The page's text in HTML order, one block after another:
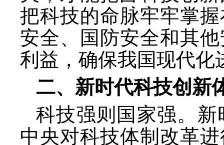
把科技的命脉牢牢掌
安全、国防安全和其
利益，确保我国现代化
二、新时代科技创新
科技强则国家强。
中央对科技体制改革